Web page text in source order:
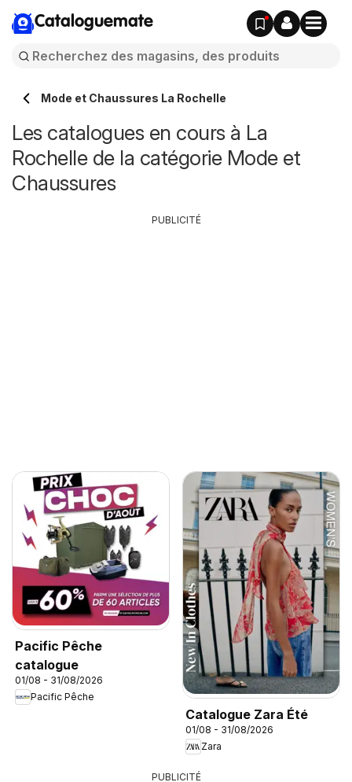
Cataloguemate
Mode et Chaussures La Rochelle
Les catalogues en cours à La
Rochelle de la catégorie Mode et
Chaussures
Pacific Pêche
catalogue
01/08 - 31/08/2026
Pacific Pêche
Catalogue Zara Été
01/08 - 31/08/2026
Zara
PUBLICITÉ
PUBLICITÉ